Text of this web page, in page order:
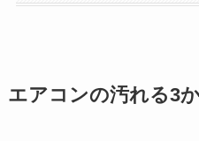
エアコンの汚れる3